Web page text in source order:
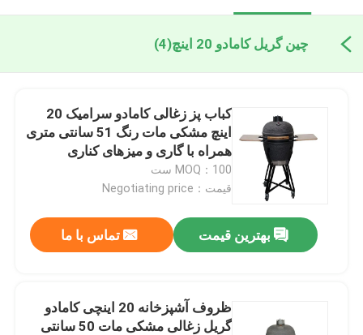
چین گریل کامادو 20 اینچ (4)
کباب پز زغالی کامادو سرامیک 20
اینچ مشکی مات رنگ 51 سانتی متری
همراه با گاری و میزهای کناری
MOQ：100 ست
قیمت：Negotiating price
بهترین قیمت تماس با ما
ظروف آشپزخانه 20 اینچی کامادو
گریل زغالی مشکی مات 50 سانتی